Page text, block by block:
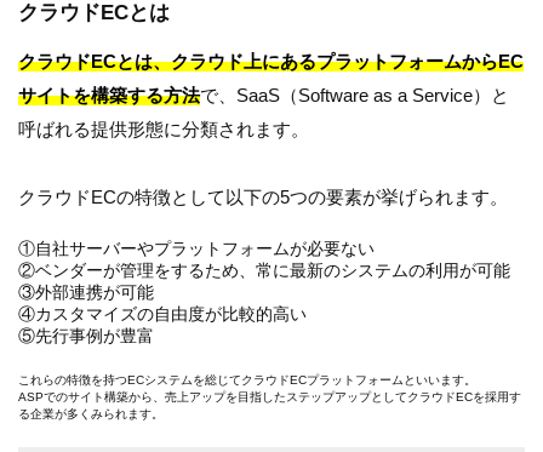
クラウドECとは
クラウドECとは、クラウド上にあるプラットフォームからEC
サイトを構築する方法で、SaaS（Software as a Service）と
呼ばれる提供形態に分類されます。
クラウドECの特徴として以下の5つの要素が挙げられます。
①自社サーバーやプラットフォームが必要ない
②ベンダーが管理をするため、常に最新のシステムの利用が可能
③外部連携が可能
④カスタマイズの自由度が比較的高い
⑤先行事例が豊富
これらの特徴を持つECシステムを総じてクラウドECプラットフォームといいます。
ASPでのサイト構築から、売上アップを目指したステップアップとしてクラウドECを採用す
る企業が多くみられます。